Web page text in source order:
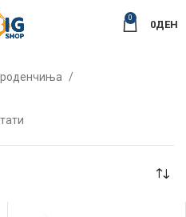
0
0ДЕН